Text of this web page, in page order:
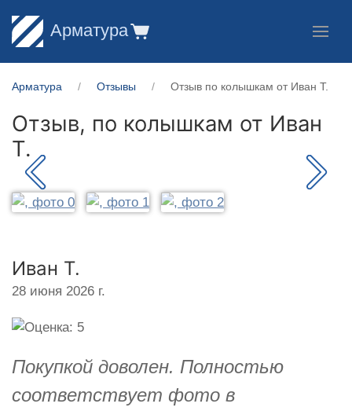
Арматура
Арматура Отзывы Отзыв по колышкам от Иван Т.
Отзыв, по колышкам от Иван
Т.
Иван Т.
28 июня 2026 г.
Покупкой доволен. Полностью
соответствует фото в